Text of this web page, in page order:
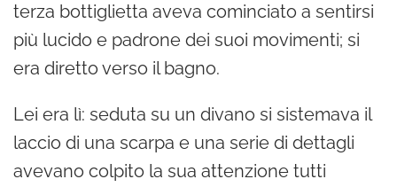
terza bottiglietta aveva cominciato a sentirsi
più lucido e padrone dei suoi movimenti; si
era diretto verso il bagno.
Lei era lì: seduta su un divano si sistemava il
laccio di una scarpa e una serie di dettagli
avevano colpito la sua attenzione tutti